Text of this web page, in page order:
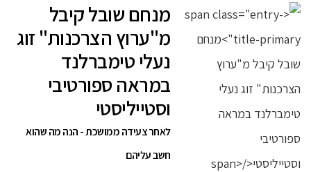
מנחם שובל קיבל
מ"ערוץ הצרכנות" זוג
נעלי טימברלנד
במראה ספורטיבי
וסטייליסטי
לאחר צעידה ממושכת - הנה מה שהוא
חשב עליהם